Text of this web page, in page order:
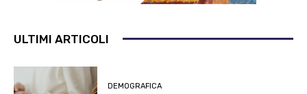
ULTIMI ARTICOLI
DEMOGRAFICA